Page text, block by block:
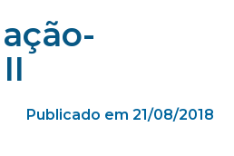
Publicado em 21/08/2018